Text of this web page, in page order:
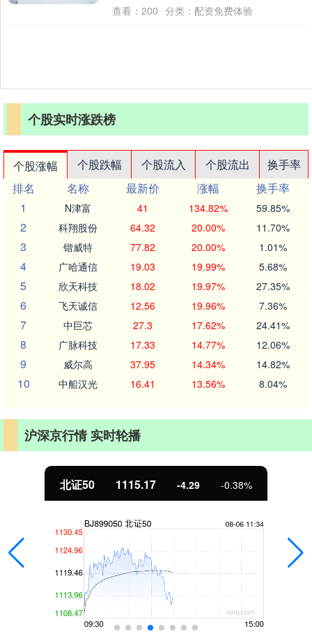
幕战，掀起了文体旅商融合发展的热....
查看： 200 分类： 配资免费体验
个股实时涨跌榜
个股涨幅 个股跌幅 个股流入 个股流出
换手率
排名
名称 最新价 涨幅
换手率
1
N津富 41 134.82% 59.85%
2 科翔股份 64.32 20.00% 11.70%
3 锴威特 77.82 20.00% 1.01%
4 广哈通信 19.03 19.99% 5.68%
5 欣天科技 18.02 19.97% 27.35%
6 飞天诚信 12.56 19.96% 7.36%
7 中巨芯 27.3 17.62% 24.41%
8 广脉科技 17.33 14.77% 12.06%
9 威尔高 37.95 14.34% 14.82%
10 中船汉光 16.41 13.56% 8.04%
沪深京行情 实时轮播
北证50 1115.17 -4.29 -0.38%